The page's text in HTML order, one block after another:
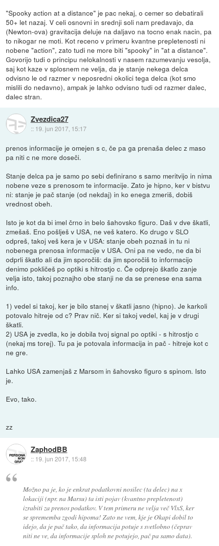
"Spooky action at a distance" je pac nekaj, o cemer so debatirali
50+ let nazaj. V celi osnovni in srednji soli nam predavajo, da
(Newton-ova) gravitacija deluje na daljavo na tocno enak nacin, pa
to nikogar ne moti. Kot receno v primeru kvantne prepletenosti ni
nobene "action", zato tudi ne more biti "spooky" in "at a distance".
Govorijo tudi o principu nelokalnosti v nasem razumevanju vesolja,
saj kot kaze v splosnem ne velja, da je stanje nekega delca
odvisno le od razmer v neposredni okolici tega delca (kot smo
mislili do nedavno), ampak je lahko odvisno tudi od razmer dalec,
dalec stran.
Zvezdica27
:: 19. jun 2017, 15:17
prenos informacije je omejen s c, če pa ga prenaša delec z maso
pa niti c ne more doseči.
Stanje delca pa je samo po sebi definirano s samo meritvijo in nima
nobene veze s prenosom te informacije. Zato je hipno, ker v bistvu
ni: stanje je pač stanje (od nekdaj) in ko enega zmeriš, dobiš
vrednost obeh.
Isto je kot da bi imel črno in belo šahovsko figuro. Daš v dve škatli,
zmešaš. Eno pošlješ v USA, ne veš katero. Ko drugo v SLO
odpreš, takoj veš kera je v USA: stanje obeh poznaš in tu ni
nobenega prenosa informacije v USA. Oni pa ne vedo, ne da bi
odprli škatlo ali da jim sporočiš: da jim sporočiš to informacijo
denimo pokličeš po optiki s hitrostjo c. Če odprejo škatlo zanje
velja isto, takoj poznajho obe stanji ne da se prenese ena sama
info.
1) vedel si takoj, ker je bilo stanej v škatli jasno (hipno). Je karkoli
potovalo hitreje od c? Prav nič. Ker si takoj vedel, kaj je v drugi
škatli.
2) USA je zvedla, ko je dobila tvoj signal po optiki - s hitrostjo c
(nekaj ms torej). Tu pa je potovala informacija in pač - hitreje kot c
ne gre.
Lahko USA zamenjaš z Marsom in šahovsko figuro s spinom. Isto
je.
Evo, tako.
zz
ZaphodBB
:: 19. jun 2017, 15:48
Možno pa je, ko je enkrat podatkovni nosilec (ta delec) na x
lokaciji (npr. na Marsu) ta isti pojav (kvantno prepletenost)
izrabiti za prenos podatkov. V tem primeru ne velja več VlxS, ker
se sprememba zgodi hipoma! Zato ne vem, kje je Okapi dobil to
idejo, da je pač tako, da informacija potuje s svetlobno (čeprav
niti ne ve, da informacije sploh ne potujejo, pač pa samo data).